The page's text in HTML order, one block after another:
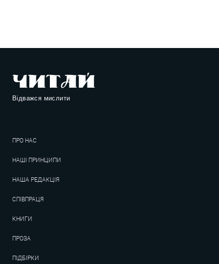
Відважся мислити
ПРО НАС
НАШІ ПРИНЦИПИ
НАША РЕДАКЦІЯ
СПІВПРАЦЯ
КНИГИ
ПРОЗА
ПІДБІРКИ